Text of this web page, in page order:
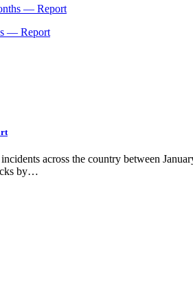
— Report
across the country between
by…